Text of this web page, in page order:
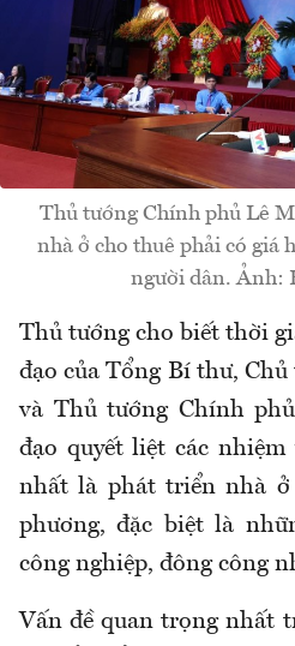
Thủ tướng Chính phủ Lê
nhà ở cho thuê phải có giá
người dân. Ảnh:
Thủ tướng cho biết thời
đạo của Tổng Bí thư,
và Thủ tướng Chính
đạo quyết liệt các
nhất là phát triển nhà
phương, đặc biệt là
công nghiệp, đông công
Vấnđề quan trọng nhất